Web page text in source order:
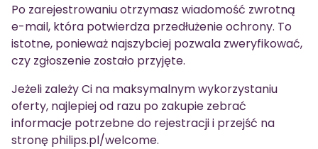
Po zarejestrowaniu otrzymasz wiadomość zwrotną
e-mail, która potwierdza przedłużenie ochrony. To
istotne, ponieważ najszybciej pozwala zweryfikować,
czy zgłoszenie zostało przyjęte.
Jeżeli zależy Ci na maksymalnym wykorzystaniu
oferty, najlepiej od razu po zakupie zebrać
informacje potrzebne do rejestracji i przejść na
stronę philips.pl/welcome.